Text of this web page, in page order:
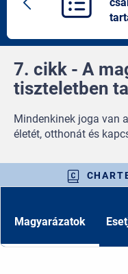
Previous
7. cikk - A
tiszteletben
Mindenkinek joga van
életét, otthonát és
Magyarázatok